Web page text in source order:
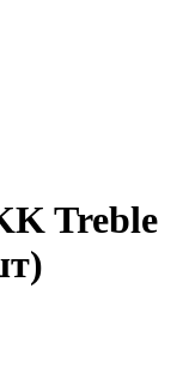
Treble